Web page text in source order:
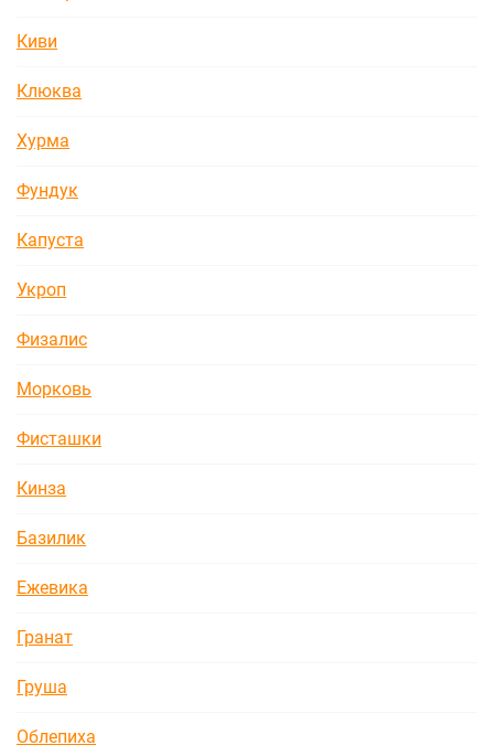
Киви
Клюква
Хурма
Фундук
Капуста
Укроп
Физалис
Морковь
Фисташки
Кинза
Базилик
Ежевика
Гранат
Груша
Облепиха